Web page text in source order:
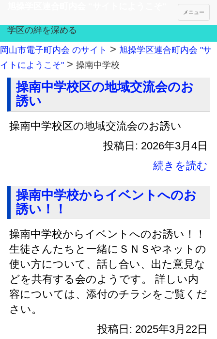
学区の絆を深める
メニュー
岡山市電子町内会 のサイト > 旭操学区連合町内会 "サ
イトにようこそ" > 操南中学校
操南中学校区の地域交流会のお
誘い
操南中学校区の地域交流会のお誘い
投稿日: 2026年3月4日
続きを読む
操南中学校からイベントへのお
誘い！！
操南中学校からイベントへのお誘い！！
生徒さんたちと一緒にＳＮＳやネットの
使い方について、話し合い、出た意見な
どを共有する会のようです。 詳しい内
容については、添付のチラシをご覧くだ
さい。
投稿日: 2025年3月22日